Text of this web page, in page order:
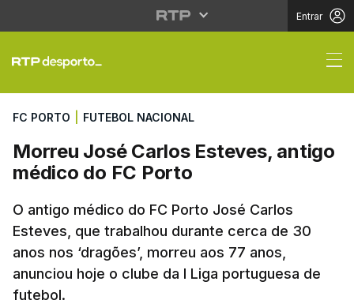
Entrar
Morreu José Carlos
FC PORTO FUTEBOL NACIONAL
Morreu José Carlos Esteves, antigo
médico do FC Porto
O antigo médico do FC Porto José Carlos
Esteves, que trabalhou durante cerca de 30
anos nos ‘dragões’, morreu aos 77 anos,
anunciou hoje o clube da I Liga portuguesa de
futebol.